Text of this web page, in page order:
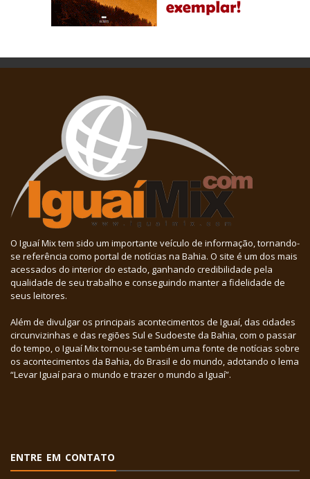
O Iguaí Mix tem sido um importante veículo de informação, tornando-
se referência como portal de notícias na Bahia. O site é um dos mais
acessados do interior do estado, ganhando credibilidade pela
qualidade de seu trabalho e conseguindo manter a fidelidade de
seus leitores.
Além de divulgar os principais acontecimentos de Iguaí, das cidades
circunvizinhas e das regiões Sul e Sudoeste da Bahia, com o passar
do tempo, o Iguaí Mix tornou-se também uma fonte de notícias sobre
os acontecimentos da Bahia, do Brasil e do mundo, adotando o lema
“Levar Iguaí para o mundo e trazer o mundo a Iguaí”.
ENTRE EM CONTATO